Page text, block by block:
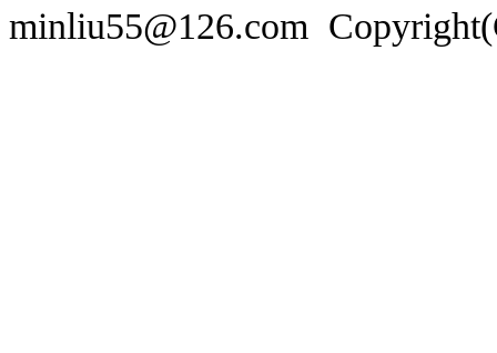
minliu55@126.com